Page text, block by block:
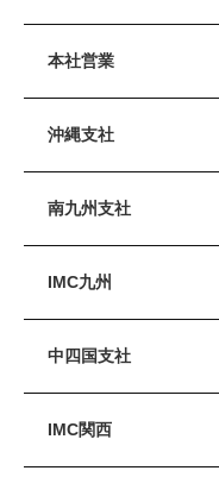
本社営業
沖縄支社
南九州支社
IMC九州
中四国支社
IMC関西